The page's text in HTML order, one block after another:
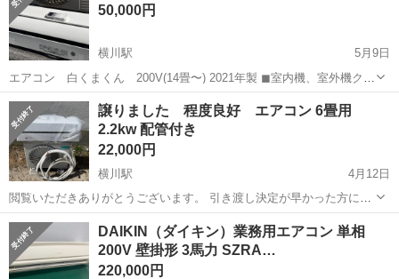
います。 レンタル満了後...
50,000円
横川駅
5月9日
エアコン 白くまくん 200V(14畳〜) 2021年製 ◼︎室内機、室外機クリ
ーニング済み 綺麗な状態でお渡し！ ご自宅まで運搬も可能です！ 運
搬費は別途料金になりますのでご了承ください。 エアコン取り付けも
手配...
広島 広島市 横川駅 季節、空調家電 白くまくん
譲りました 程度良好 エアコン 6畳用
2.2kw 配管付き
22,000円
横川駅
4月12日
閲覧いただきありがとうございます。 引き渡し決定が早かった方にお
譲りします。 2020年製 ハイセンス エアコン 6畳用 配管付き 型番 HA-
S22CE8-W 詳細はメーカーwebページを参照ください。 https:/...
広島 広島市 季節、空調家電 ハイセンス
DAIKIN（ダイキン）業務用エアコン 単相
200V 壁掛形 3馬力 SZRA…
220,000円